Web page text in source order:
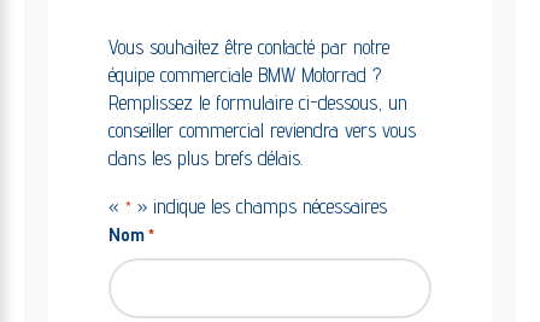
Vous souhaitez être contacté par notre
équipe commerciale BMW Motorrad ?
Remplissez le formulaire ci-dessous, un
conseiller commercial reviendra vers vous
dans les plus brefs délais.
« * » indique les champs nécessaires
Nom *